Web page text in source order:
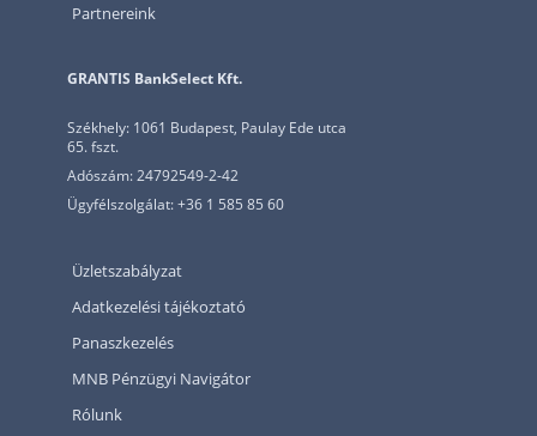
Partnereink
GRANTIS BankSelect Kft.
Székhely: 1061 Budapest, Paulay Ede utca
65. fszt.
Adószám: 24792549-2-42
Ügyfélszolgálat: +36 1 585 85 60
Üzletszabályzat
Adatkezelési tájékoztató
Panaszkezelés
MNB Pénzügyi Navigátor
Rólunk